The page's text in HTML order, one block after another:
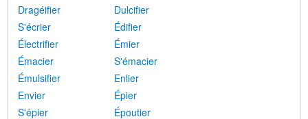
Dragéifier
Dulcifier
S'écrier
Édifier
Électrifier
Émier
Émacier
S'émacier
Émulsifier
Enlier
Envier
Épier
S'épier
Époutier